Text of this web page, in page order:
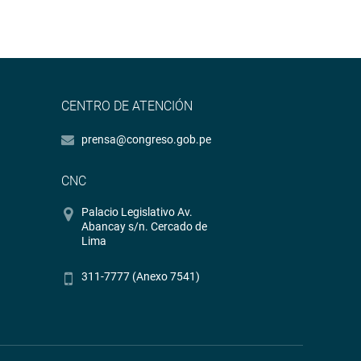
CENTRO DE ATENCIÓN
prensa@congreso.gob.pe
CNC
Palacio Legislativo Av.
Abancay s/n. Cercado de
Lima
311-7777 (Anexo 7541)